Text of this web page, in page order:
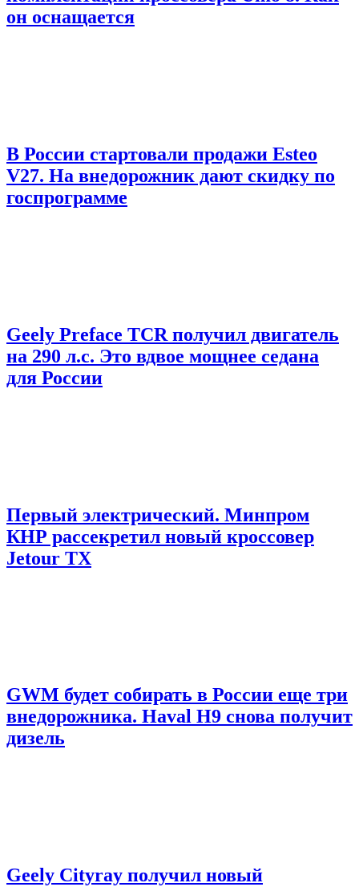
он оснащается
В России стартовали продажи Esteo
V27. На внедорожник дают скидку по
госпрограмме
Geely Preface TCR получил двигатель
на 290 л.с. Это вдвое мощнее седана
для России
Первый электрический. Минпром
КНР рассекретил новый кроссовер
Jetour TX
GWM будет собирать в России еще три
внедорожника. Haval H9 снова получит
дизель
Geely Cityray получил новый